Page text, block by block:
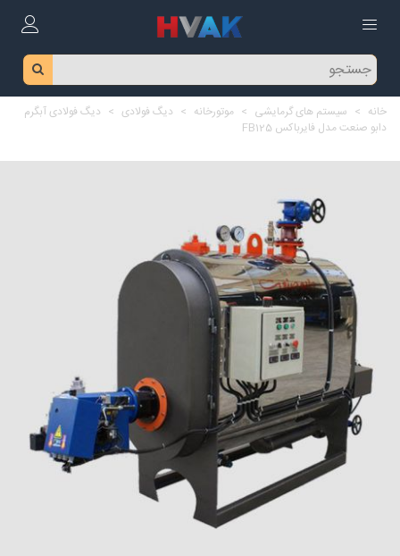
خانه > سیستم های گرمایشی > موتورخانه > دیگ فولادی > دیگ فولادی آبگرم
دابو صنعت مدل فایرباکس FB125